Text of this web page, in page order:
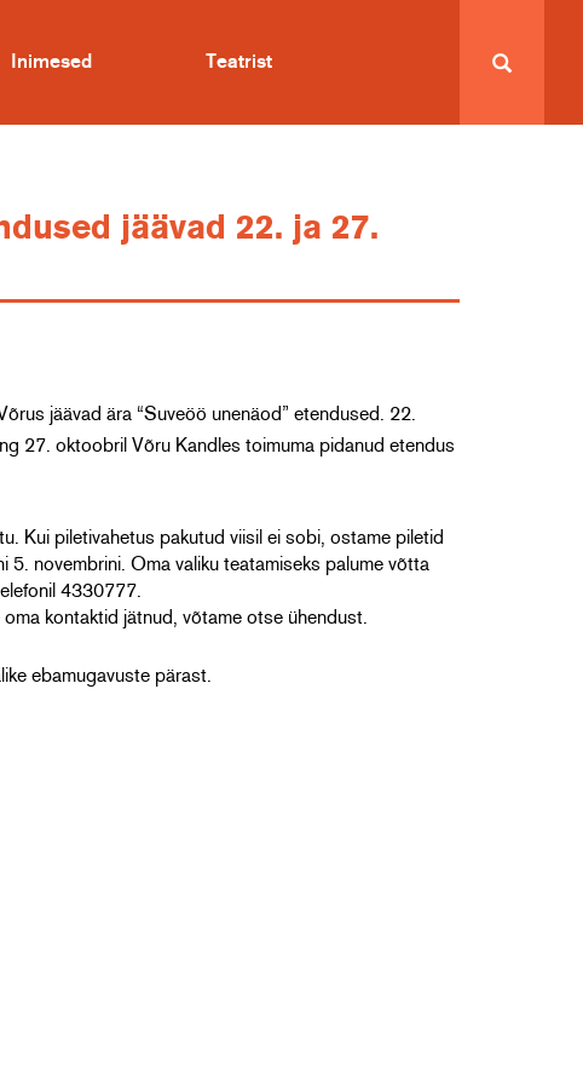
Inimesed Teatrist
jäävad 22. ja 27.
jäävad ära “Suveöö unenäod” etendused. 22.
27. oktoobril Võru Kandles toimuma pidanud etendus
Kui piletivahetus pakutud viisil ei sobi, ostame piletid
novembrini. Oma valiku teatamiseks palume võtta
4330777.
kontaktid jätnud, võtame otse ühendust.
ebamugavuste pärast.